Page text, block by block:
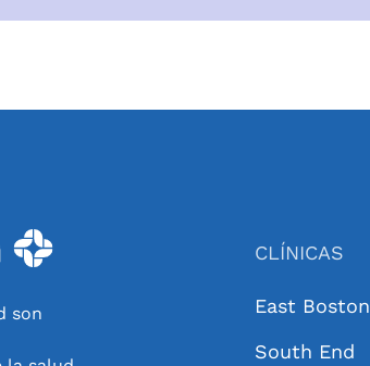
son
CLÍNICAS
East Boston
South End